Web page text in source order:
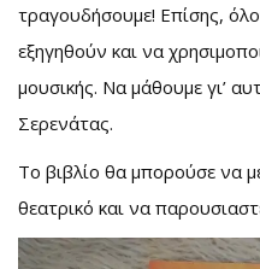
τραγουδήσουμε! Επίσης,
εξηγηθούν και να
μουσικής. Να μάθουμε γι’
Σερενάτας.
Το βιβλίο θα μπορούσε να
θεατρικό και να